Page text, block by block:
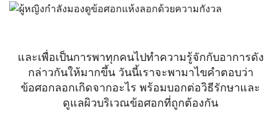
และเพื่อเป็นการพาทุกคนไปทำความรู้จักกับอาการดัง
กล่าวกันให้มากขึ้น วันนี้เราจะพามาไขคำตอบว่า
ข้อศอกลอกเกิดจากอะไร พร้อมบอกต่อวิธีรักษาและ
ดูแลผิวบริเวณข้อศอกที่ถูกต้องกัน